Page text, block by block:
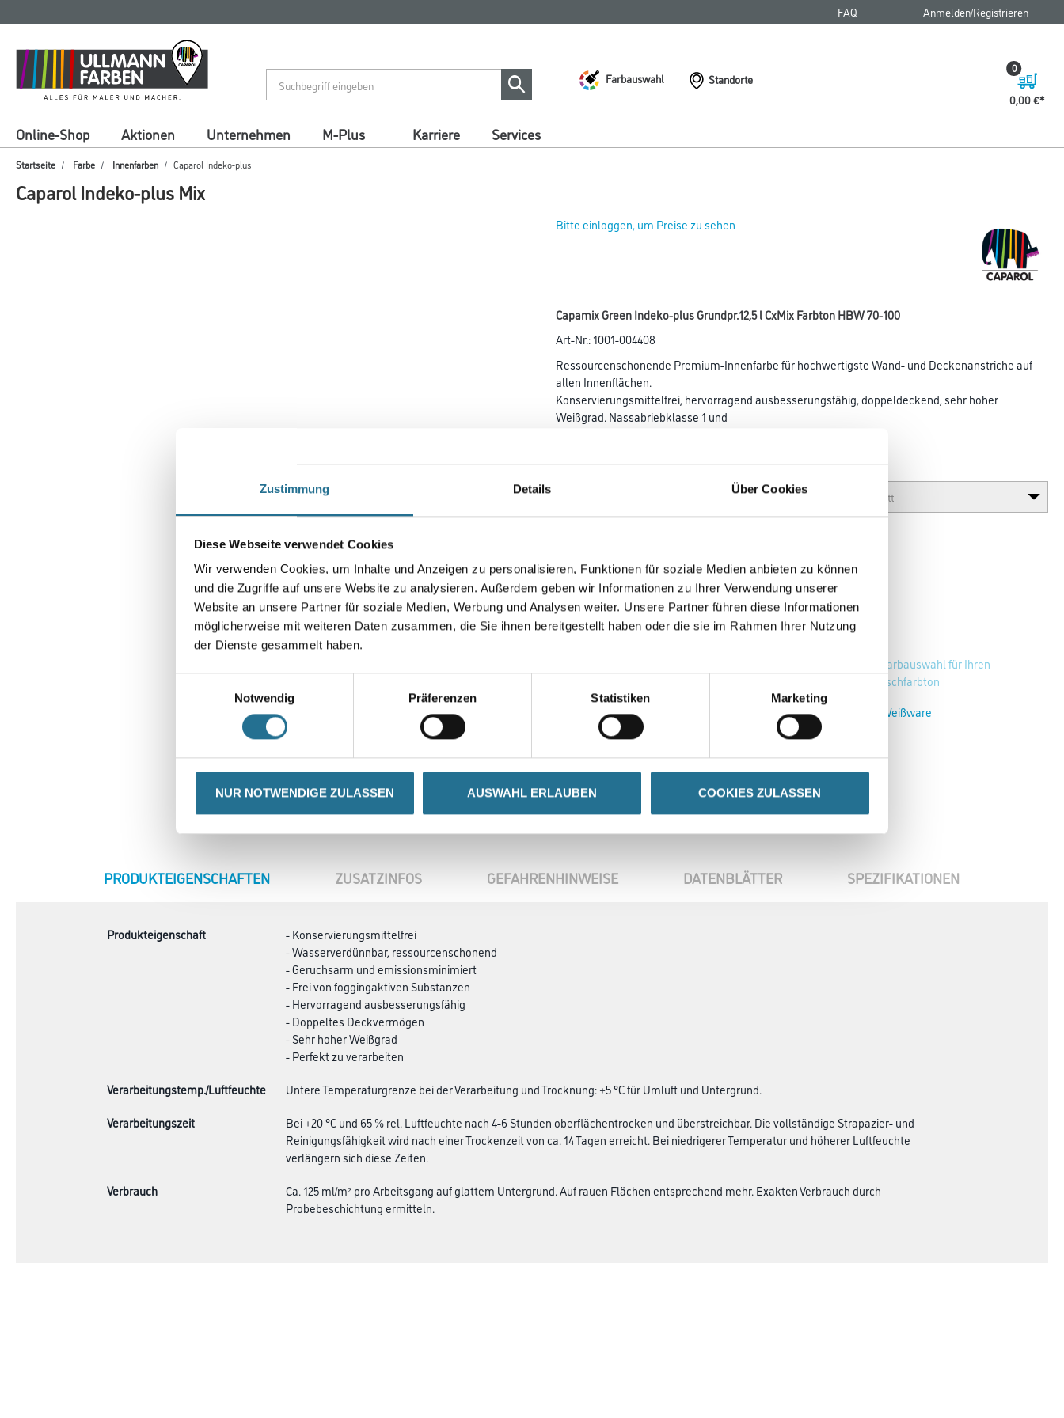
Zustimmung Details Über Cookies
Diese Webseite verwendet Cookies
Wir verwenden Cookies, um Inhalte und Anzeigen zu personalisieren, Funktionen für soziale Medien anbieten zu können
und die Zugriffe auf unsere Website zu analysieren. Außerdem geben wir Informationen zu Ihrer Verwendung unserer
Website an unsere Partner für soziale Medien, Werbung und Analysen weiter. Unsere Partner führen diese Informationen
möglicherweise mit weiteren Daten zusammen, die Sie ihnen bereitgestellt haben oder die sie im Rahmen Ihrer Nutzung
der Dienste gesammelt haben.
Notwendig
Präferenzen Statistiken Marketing
NUR NOTWENDIGE ZULASSEN AUSWAHL ERLAUBEN COOKIES ZULASSEN
springen
springen
FAQ Anmelden/Registrieren
Farbauswahl
Standorte
0,00 €
0
Online-Shop Aktionen Unternehmen M-Plus Karriere Services
Startseite Farbe Innenfarben Caparol Indeko-plus
Caparol Indeko-plus Mix
Bitte einloggen, um Preise zu sehen
Capamix Green Indeko-plus Grundpr.12,5 l CxMix Farbton HBW 70-100
Art-Nr.:1001-004408
Ressourcenschonende Premium-Innenfarbe für hochwertigste Wand- und Decken­anstriche auf
allen Innenflächen.
Konservierungsmittelfrei, hervorragend ausbesserungsfähig, doppeldeckend, sehr hoher
Weißgrad. Nassabriebklasse 1 und
Umrechnungsfaktoren
Zur Farbauswahl für Ihren
Wunschfarbton
Zur Weißware
CURRENT
PRODUKTEIGENSCHAFTEN ZUSATZINFOS GEFAHRENHINWEISE DATENBLÄTTER SPEZIFIKATIONEN
Produkteigenschaft
- Konservierungsmittelfrei
- Wasserverdünnbar, ressourcenschonend
- Geruchsarm und emissionsminimiert
- Frei von foggingaktiven Substanzen
- Hervorragend ausbesserungsfähig
- Doppeltes Deckvermögen
- Sehr hoher Weißgrad
- Perfekt zu verarbeiten
Verarbeitungstemp./Luftfeuchte
Untere Temperaturgrenze bei der Verarbeitung und Trocknung: +5 °C für Umluft und Untergrund.
Verarbeitungszeit
Bei +20 °C und 65 % rel. Luftfeuchte nach 4-6 Stunden oberflächentrocken und überstreichbar. Die vollständige Strapazier- und
Reinigungsfähigkeit wird nach einer Trockenzeit von ca. 14 Tagen erreicht. Bei niedrigerer Temperatur und höherer Luftfeuchte
verlängern sich diese Zeiten.
Verbrauch
Ca. 125 ml/m² pro Arbeitsgang auf glattem Untergrund. Auf rauen Flächen entsprechend mehr. Exakten Verbrauch durch
Probebeschichtung ermitteln.